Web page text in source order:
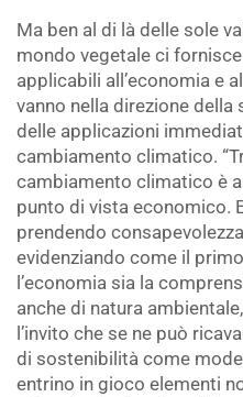
Ma ben al di là delle sole
mondo vegetale ci
applicabili all’economia e
vanno nella direzione della
delle applicazioni
cambiamento climatico.
cambiamento climatico è
punto di vista economico.
prendendo
evidenziando come il
l’economia sia la
anche di natura
l’invito che se ne può
di sostenibilità come
entrino in gioco elementi